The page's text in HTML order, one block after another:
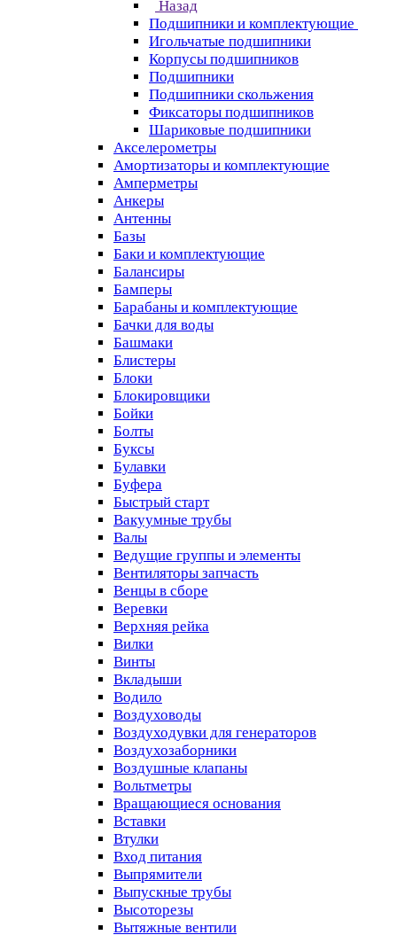
Назад
Подшипники и комплектующие
Игольчатые подшипники
Корпусы подшипников
Подшипники
Подшипники скольжения
Фиксаторы подшипников
Шариковые подшипники
Акселерометры
Амортизаторы и комплектующие
Амперметры
Анкеры
Антенны
Базы
Баки и комплектующие
Балансиры
Бамперы
Барабаны и комплектующие
Бачки для воды
Башмаки
Блистеры
Блоки
Блокировщики
Бойки
Болты
Буксы
Булавки
Буфера
Быстрый старт
Вакуумные трубы
Валы
Ведущие группы и элементы
Вентиляторы запчасть
Венцы в сборе
Веревки
Верхняя рейка
Вилки
Винты
Вкладыши
Водило
Воздуховоды
Воздуходувки для генераторов
Воздухозаборники
Воздушные клапаны
Вольтметры
Вращающиеся основания
Вставки
Втулки
Вход питания
Выпрямители
Выпускные трубы
Высоторезы
Вытяжные вентили